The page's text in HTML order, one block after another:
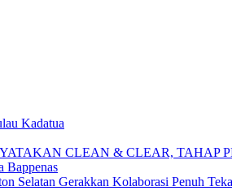
Kadatua
CLEAN & CLEAR, TAHAP
Bappenas
Selatan Gerakkan Kolaborasi Penuh